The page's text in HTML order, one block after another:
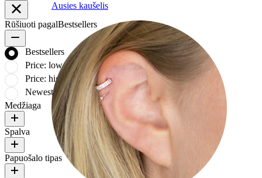
Ausies kaušelis
Rūšiuoti pagalBestsellers
Bestsellers
Price: low to high
Price: high to low
Newest
Medžiaga
Spalva
Papuošalo tipas